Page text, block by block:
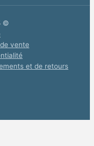
©
vente
et de retours